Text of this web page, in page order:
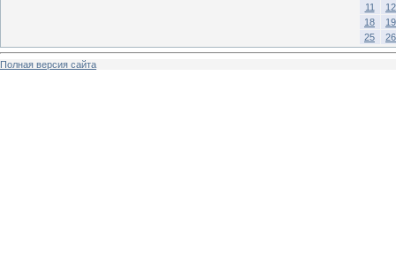
11
12
18
19
25
26
Полная версия сайта